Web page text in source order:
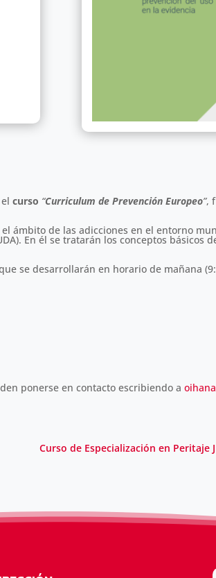
elcurso “Curriculum de Prevención Europeo”,
ámbito de las adicciones en el entorno
En él se tratarán los conceptos básicos
se desarrollarán en horario de mañana
ponerse en contacto escribiendo a
Curso de Especialización en Peritaje